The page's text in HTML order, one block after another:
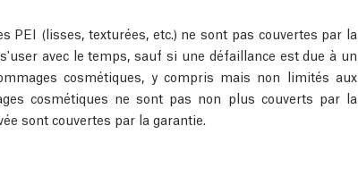
PEI (lisses, texturées, etc.) ne sont pas couvertes par la
avec le temps, sauf si une défaillance est due à un
cosmétiques, y compris mais non limités aux
cosmétiques ne sont pas non plus couverts par la
sont couvertes par la garantie.